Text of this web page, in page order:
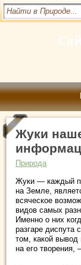
Жуки
Природа
Жуки — каждый
на Земле,
всяческое
видов самых
Именно о них
разгаре диспута
том, какой
на его